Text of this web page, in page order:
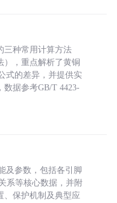
三种常用计算方法
），重点解析了黄铜
式的差异，并提供实
据参考GB/T 4423-
及参数，包括各引脚
系等核心数据，并附
、保护机制及典型应